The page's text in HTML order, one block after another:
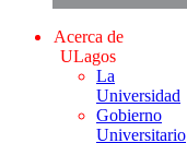
Acerca de
ULagos
La
Universidad
Gobierno
Universitario